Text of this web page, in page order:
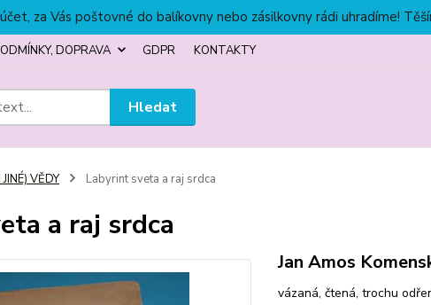
za Vás poštovné do balíkovny nebo zásilkovny rádi uhradíme!
DOPRAVA GDPR KONTAKTY
Hledat
VĚDY Labyrint sveta a raj srdca
a raj srdca
Jan Amos
vázaná, čtená, trochu